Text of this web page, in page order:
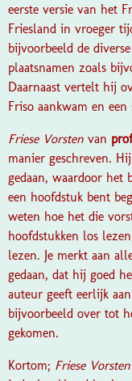
eerste versie van het
Friesland in vroeger
bijvoorbeeld de
plaatsnamen zoals
Daarnaast vertelt hij
Friso aankwam en
Friese Vorsten van
manier geschreven.
gedaan, waardoor het
een hoofdstuk bent
weten hoe het die
hoofdstukken los
lezen. Je merkt aan
gedaan, dat hij goed
auteur geeft eerlijk
bijvoorbeeld over tot
gekomen.
Kortom; Friese Vorsten